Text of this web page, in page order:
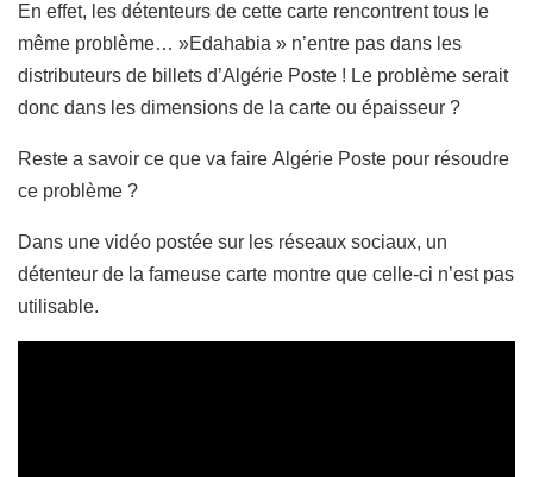
En effet, les détenteurs de cette carte rencontrent tous le
même problème… »Edahabia » n’entre pas dans les
distributeurs de billets d’Algérie Poste ! Le problème serait
donc dans les dimensions de la carte ou épaisseur ?
Reste a savoir ce que va faire Algérie Poste pour résoudre
ce problème ?
Dans une vidéo postée sur les réseaux sociaux, un
détenteur de la fameuse carte montre que celle-ci n’est pas
utilisable.